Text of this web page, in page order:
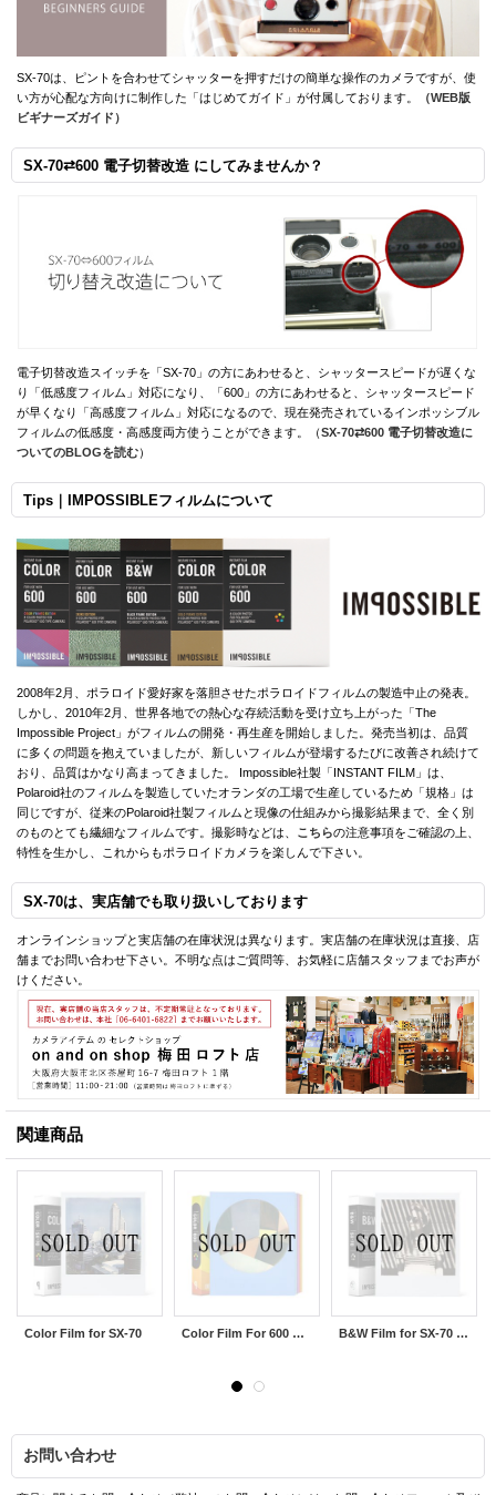
SX-70は、ピントを合わせてシャッターを押すだけの簡単な操作のカメラですが、使
い方が心配な方向けに制作した「はじめてガイド」が付属しております。
（WEB版
ビギナーズガイド）
SX-70⇄600 電子切替改造 にしてみませんか？
電子切替改造スイッチを「SX-70」の方にあわせると、シャッタースピードが遅くな
り「低感度フィルム」対応になり、「600」の方にあわせると、シャッタースピード
が早くなり「高感度フィルム」対応になるので、現在発売されているインポッシブル
フィルムの低感度・高感度両方使うことができます。（SX-70⇄600 電子切替改造に
ついてのBLOGを読む）
Tips｜IMPOSSIBLEフィルムについて
2008年2月、ポラロイド愛好家を落胆させたポラロイドフィルムの製造中止の発表。
しかし、2010年2月、世界各地での熱心な存続活動を受け立ち上がった「The
Impossible Project」がフィルムの開発・再生産を開始しました。発売当初は、品質
に多くの問題を抱えていましたが、新しいフィルムが登場するたびに改善され続けて
おり、品質はかなり高まってきました。 Impossible社製「INSTANT FILM」は、
Polaroid社のフィルムを製造していたオランダの工場で生産しているため「規格」は
同じですが、従来のPolaroid社製フィルムと現像の仕組みから撮影結果まで、全く別
のものとても繊細なフィルムです。撮影時などは、 こちらの注意事項をご確認の上、
特性を生かし、これからもポラロイドカメラを楽しんで下さい。
SX-70は、実店舗でも取り扱いしております
オンラインショップと実店舗の在庫状況は異なります。実店舗の在庫状況は直接、店
舗までお問い合わせ下さい。不明な点はご質問等、お気軽に店舗スタッフまでお声が
けください。
関連商品
Color Film for SX-70 Color Film For 600 Round Color Frames ※NEW B&W Film for SX-70 Generation 2.0
お問い合わせ